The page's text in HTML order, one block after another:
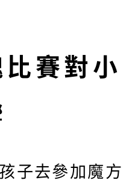
賽對小
子去參加魔方